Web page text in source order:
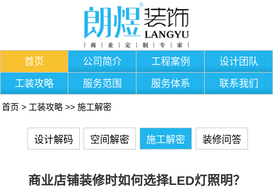
首页 公司简介 工程案例 设计团队
工装攻略 服务范围 服务体系 联系我们
首页 > 工装攻略 >> 施工解密
设计解码 空间解密 施工解密 装修问答
商业店铺装修时如何选择LED灯照明？